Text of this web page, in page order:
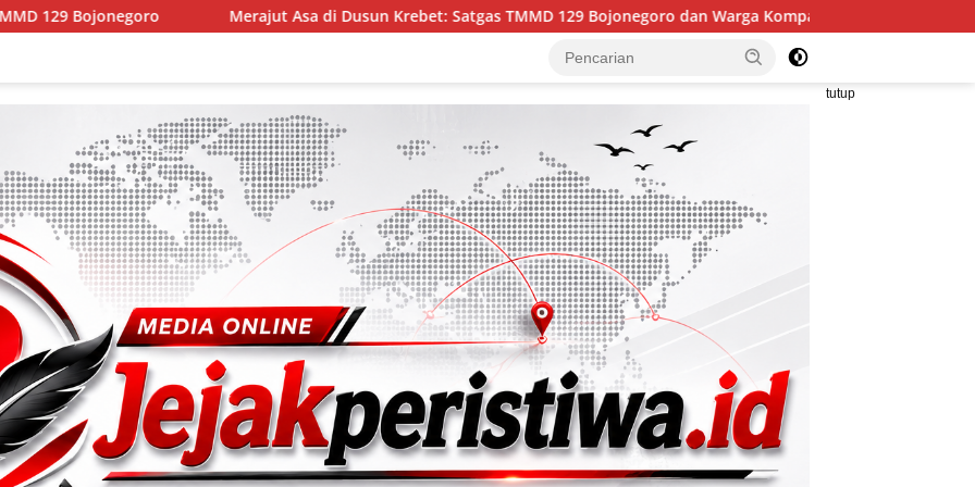
Merajut Asa di Dusun Krebet: Satgas TMMD 129 Bojonegoro dan Warga Kompak Perkuat Drainase
tutup